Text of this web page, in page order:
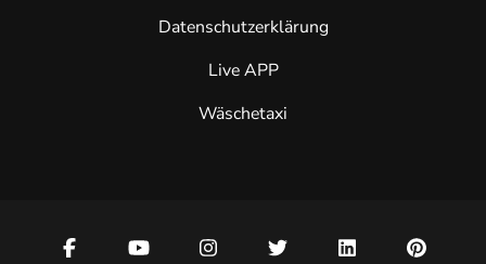
Datenschutzerklärung
Live APP
Wäschetaxi